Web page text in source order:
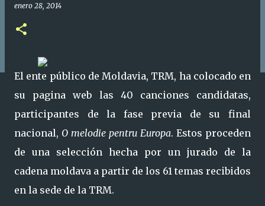
enero 28, 2014
El ente público de Moldavia, TRM, ha colocado en
su pagina web las 40 canciones candidatas,
participantes de la fase previa de su final
nacional, O melodie pentru Europa. Estos proceden
de una selección hecha por un jurado de la
cadena moldava a partir de los 61 temas recibidos
en la sede de la TRM.